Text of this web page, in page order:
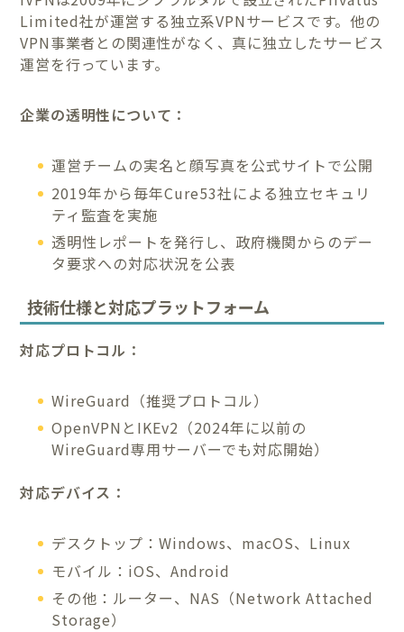
Limited社が運営する独立系VPNサービスです。他の
VPN事業者との関連性がなく、真に独立したサービス
運営を行っています。
企業の透明性について：
運営チームの実名と顔写真を公式サイトで公開
2019年から毎年Cure53社による独立セキュリ
ティ監査を実施
透明性レポートを発行し、政府機関からのデー
タ要求への対応状況を公表
技術仕様と対応プラットフォーム
対応プロトコル：
WireGuard（推奨プロトコル）
OpenVPNとIKEv2（2024年に以前の
WireGuard専用サーバーでも対応開始）
対応デバイス：
デスクトップ：Windows、macOS、Linux
モバイル：iOS、Android
その他：ルーター、NAS（Network Attached
Storage）